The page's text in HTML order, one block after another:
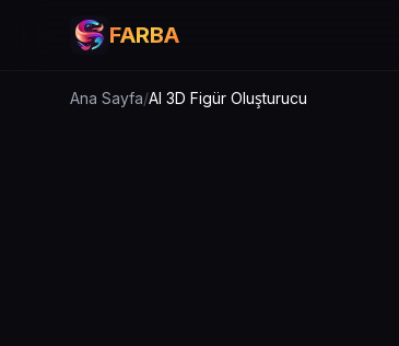
FARBA
Ana Sayfa/AI 3D Figür Oluşturucu